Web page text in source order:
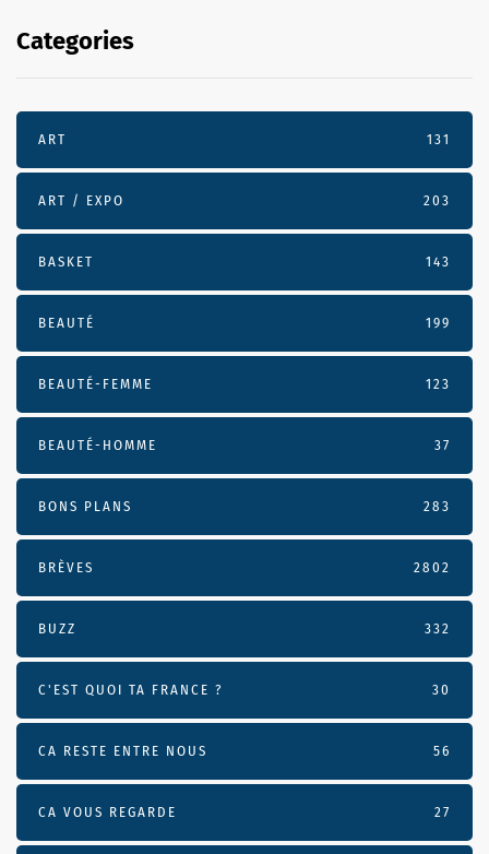
Categories
ART 131
ART / EXPO 203
BASKET 143
BEAUTÉ 199
BEAUTÉ-FEMME 123
BEAUTÉ-HOMME 37
BONS PLANS 283
BRÈVES 2802
BUZZ 332
C'EST QUOI TA FRANCE ? 30
CA RESTE ENTRE NOUS 56
CA VOUS REGARDE 27